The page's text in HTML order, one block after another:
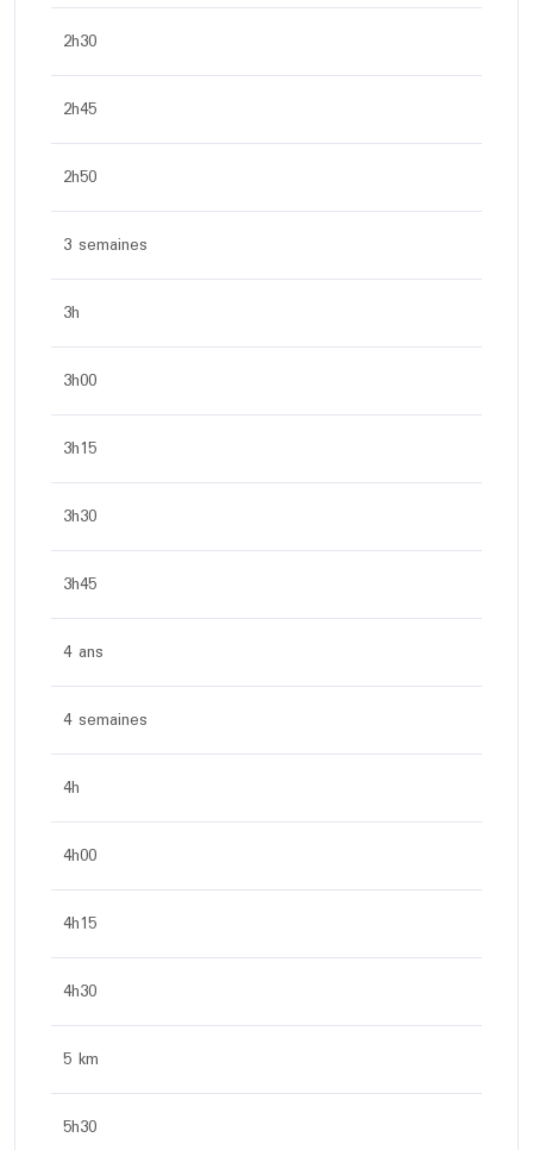
2h30
2h45
2h50
3 semaines
3h
3h00
3h15
3h30
3h45
4 ans
4 semaines
4h
4h00
4h15
4h30
5 km
5h30